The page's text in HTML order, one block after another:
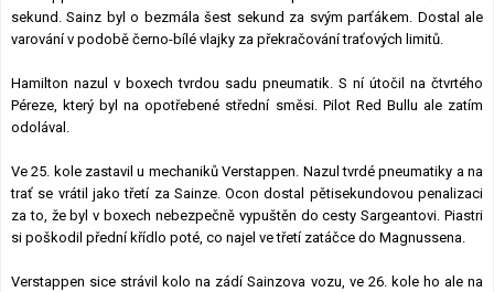
sekund. Sainz byl o bezmála šest sekund za svým parťákem. Dostal ale
varování v podobě černo-bílé vlajky za překračování traťových limitů.
Hamilton nazul v boxech tvrdou sadu pneumatik. S ní útočil na čtvrtého
Péreze, který byl na opotřebené střední směsi. Pilot Red Bullu ale zatím
odolával.
Ve 25. kole zastavil u mechaniků Verstappen. Nazul tvrdé pneumatiky a na
trať se vrátil jako třetí za Sainze. Ocon dostal pětisekundovou penalizaci
za to, že byl v boxech nebezpečně vypuštěn do cesty Sargeantovi. Piastri
si poškodil přední křídlo poté, co najel ve třetí zatáčce do Magnussena.
Verstappen sice strávil kolo na zádí Sainzova vozu, ve 26. kole ho ale na